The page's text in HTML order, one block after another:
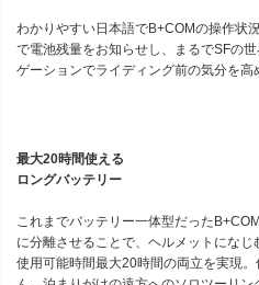
わかりやすい日本語でB+COMの操作状
で電池残量をお知らせし、まるでSFの
ゲーションでライディング前の気分を高
最大20時間使える
ロングバッテリー
これまでバッテリー一体型だった
に分離させることで、ヘルメットにな
使用可能時間最大20時間の両立を実現